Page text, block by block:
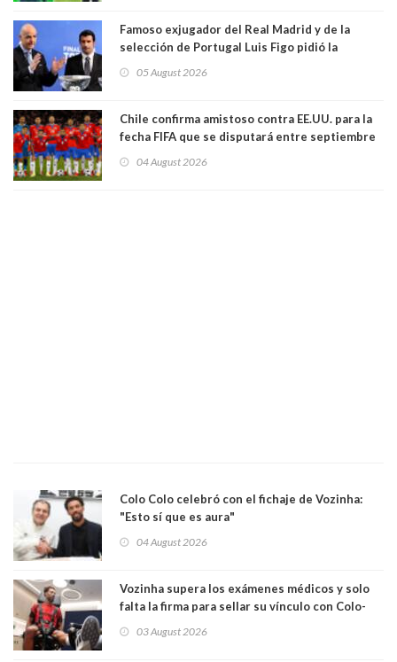
Famoso exjugador del Real Madrid y de la
selección de Portugal Luis Figo pidió la
comportamiento más bajo y cobarde que he
05 August 2026
Chile confirma amistoso contra EE.UU. para la
fecha FIFA que se disputará entre septiembre
04 August 2026
Colo Colo celebró con el fichaje de Vozinha:
"Esto sí que es aura"
04 August 2026
Vozinha supera los exámenes médicos y solo
falta la firma para sellar su vínculo con Colo-
03 August 2026